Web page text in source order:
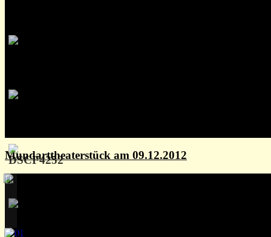
Mundarttheaterstück am 09.12.2012